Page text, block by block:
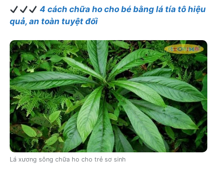
4 cách chữa ho cho bé bằng lá tía tô hiệu
quả, an toàn tuyệt đối
Lá xương sông chữa ho cho trẻ sơ sinh